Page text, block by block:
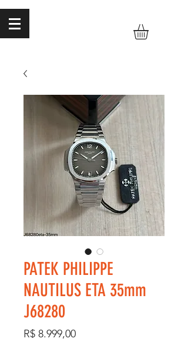
PATEK PHILIPPE
NAUTILUS ETA 35mm
J68280
R$ 8.999,00Preço